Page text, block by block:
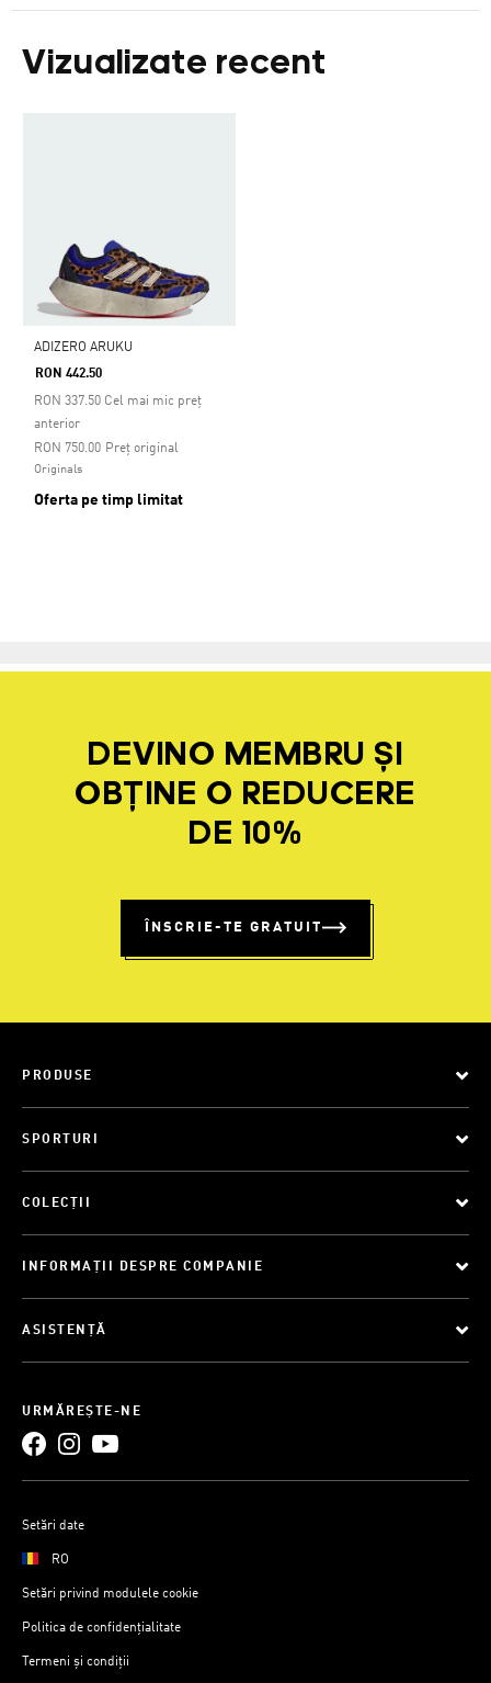
Vizualizate recent
ADIZERO ARUKU
RON 442.50
RON 337.50 Cel mai mic preț
anterior
Preț original
Preț redus de la
RON 750.00la
Originals
Oferta pe timp limitat
DEVINO MEMBRU ȘI
OBȚINE O REDUCERE
DE 10%
ÎNSCRIE-TE GRATUIT
PRODUSE
SPORTURI
COLECȚII
INFORMAȚII DESPRE COMPANIE
ASISTENȚĂ
URMĂREȘTE-NE
Setări date
RO
Setări privind modulele cookie
Politica de confidențialitate
Termeni și condiții